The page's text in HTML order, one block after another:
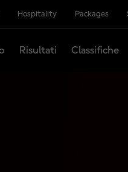
Hospitality Packages
Risultati Classifiche